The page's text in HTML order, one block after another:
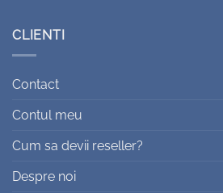
CLIENTI
Contact
Contul meu
Cum sa devii reseller?
Despre noi